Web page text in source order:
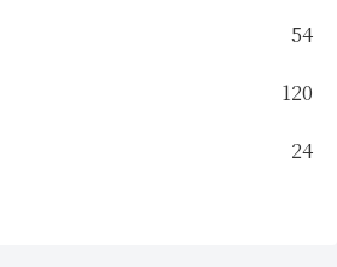
54
120
24